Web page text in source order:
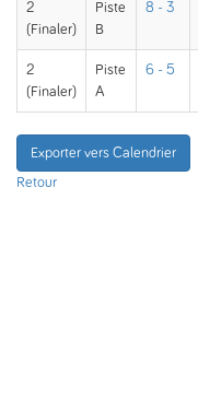
2
(Finaler)
Piste
B
8 - 3
2
(Finaler)
Piste
A
6 - 5
Exporter vers Calendrier
Retour